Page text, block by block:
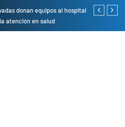
al hospital Honorio Delgado
Cambio de